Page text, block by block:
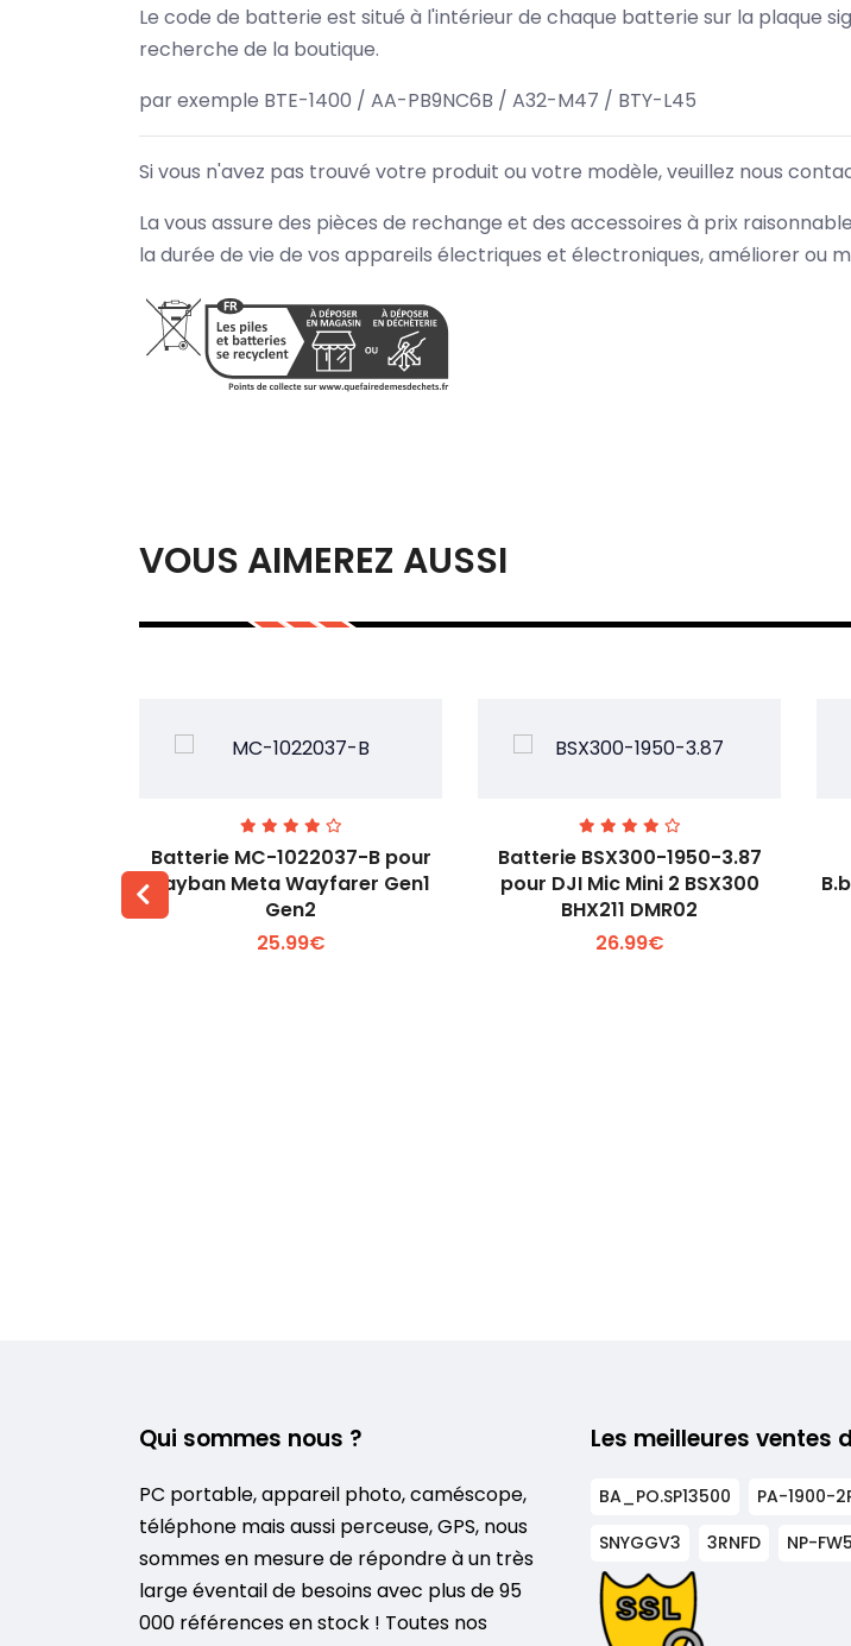
Le code de batterie est situé à l'intérieur de chaque batterie sur la plaque
recherche de la boutique.
par exemple BTE-1400 / AA-PB9NC6B / A32-M47 / BTY-L45
Si vous n'avez pas trouvé votre produit ou votre modèle, veuillez nous
La vous assure des pièces de rechange et des accessoires à prix
la durée de vie de vos appareils électriques et électroniques, améliorer ou
VOUS AIMEREZ AUSSI
Voir plus +
Batterie MC-1022037-B pour
Rayban Meta Wayfarer Gen1
Gen2
25.99€
Voir plus +
Batterie BSX300-1950-3.87
pour DJI Mic Mini 2 BSX300
BHX211 DMR02
26.99€
Qui sommes nous ?
PC portable, appareil photo, caméscope,
téléphone mais aussi perceuse, GPS, nous
sommes en mesure de répondre à un très
large éventail de besoins avec plus de 95
000 références en stock ! Toutes nos
Les meilleures ventes
BA_PO.SP13500 PA-1900-
SNYGGV3
3RNFD NP-